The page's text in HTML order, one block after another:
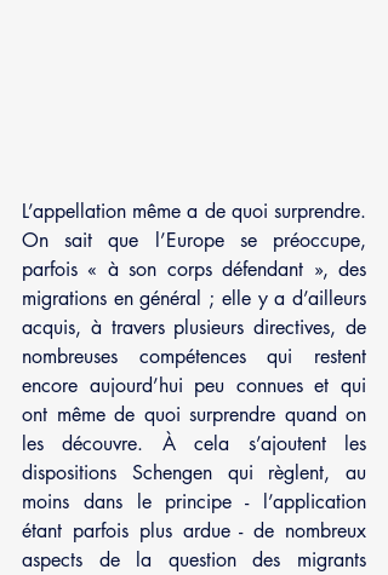
L’appellation même a de quoi surprendre.
On sait que l’Europe se préoccupe,
parfois « à son corps défendant », des
migrations en général ; elle y a d’ailleurs
acquis, à travers plusieurs directives, de
nombreuses compétences qui restent
encore aujourd’hui peu connues et qui
ont même de quoi surprendre quand on
les découvre. À cela s’ajoutent les
dispositions Schengen qui règlent, au
moins dans le principe - l’application
étant parfois plus ardue - de nombreux
aspects de la question des migrants